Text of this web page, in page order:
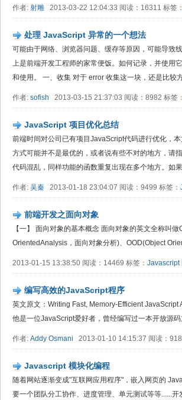
作者: 射雕 2013-03-22 12:04:33 阅读：16311 标签：
处理 JavaScript 异常的一个想法
可能由于网络、浏览器问题、缓存等原因，可能导致
上是前端开发工程师的家常便饭。如何记录，并使用
和使用。 一、收集 对于 error 收集这一块，还是比较
作者: sofish 2013-03-15 21:37:03 阅读：8982 标签：
JavaScript 项目优化总结
前端时间对公司已有项目JavaScript代码进行优化，
方式可能并不是最优的，或者说有些不对的地方，请
代码混乱，同样功能的函数重复出现在多个地方。如
作者: 吴秦 2013-01-18 23:04:07 阅读：9499 标签：
前端开发之面向对象
【一】 面向对象的基本概念 面向对象的英文全称叫
OrientedAnalysis，面向对象分析)、OOD(Object
2013-01-15 13:38:50 阅读：14469 标签： Javascript
编写高效的JavaScript程序
英文原文：Writing Fast, Memory-Efficient
他是一位JavaScript爱好者，曾经编写过一本开放源
作者: Addy Osmani 2013-01-10 14:15:37 阅读：
Javascript 模块化编程
随着网站逐渐变成"互联网应用程序"，嵌入网页的
要一个团队分工协作、进度管理、单元测试等等......